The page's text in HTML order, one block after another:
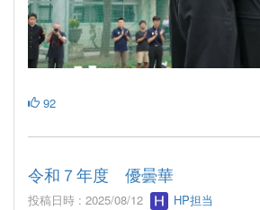
92
令和７年度 優曇華
投稿日時 : 2025/08/12 HP担当